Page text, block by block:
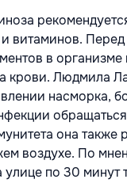
витаминов. Перед
в организме
крови. Людмила
насморка,
она также
воздухе. По
улице по 30 минут